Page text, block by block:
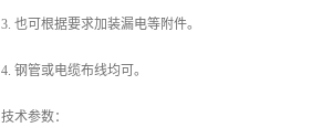
3. 也可根据要求加装漏电等附件。
4. 钢管或电缆布线均可。
技术参数：